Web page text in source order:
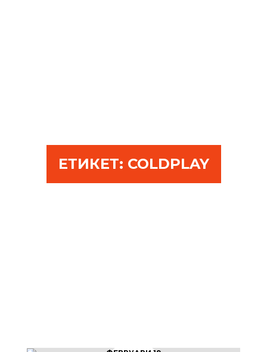
ЕТИКЕТ: COLDPLAY